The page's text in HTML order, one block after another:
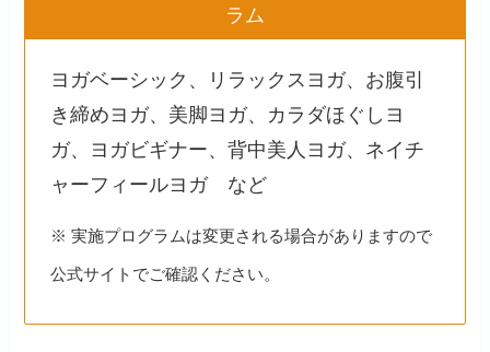
ラム
ヨガベーシック、リラックスヨガ、お腹引
き締めヨガ、美脚ヨガ、カラダほぐしヨ
ガ、ヨガビギナー、背中美人ヨガ、ネイチ
ャーフィールヨガ など
※ 実施プログラムは変更される場合がありますので
公式サイトでご確認ください。